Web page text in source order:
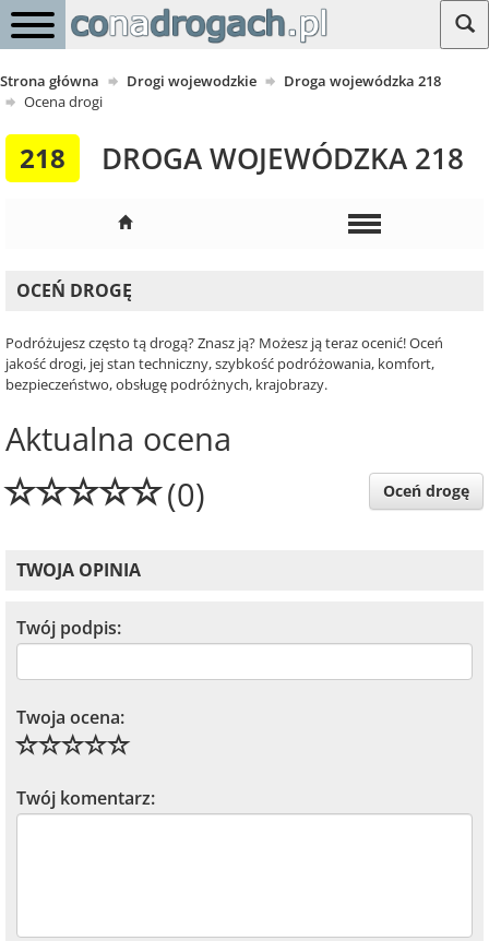
Strona główna Drogi wojewodzkie
Droga wojewódzka 218
Ocena drogi
218 DROGA WOJEWÓDZKA 218
OCEŃ DROGĘ
Podróżujesz często tą drogą? Znasz ją? Możesz ją teraz ocenić! Oceń
jakość drogi, jej stan techniczny, szybkość podróżowania, komfort,
bezpieczeństwo, obsługę podróżnych, krajobrazy.
Aktualna ocena
(0)
Oceń drogę
TWOJA OPINIA
Twój podpis:
Twoja ocena:
Twój komentarz: